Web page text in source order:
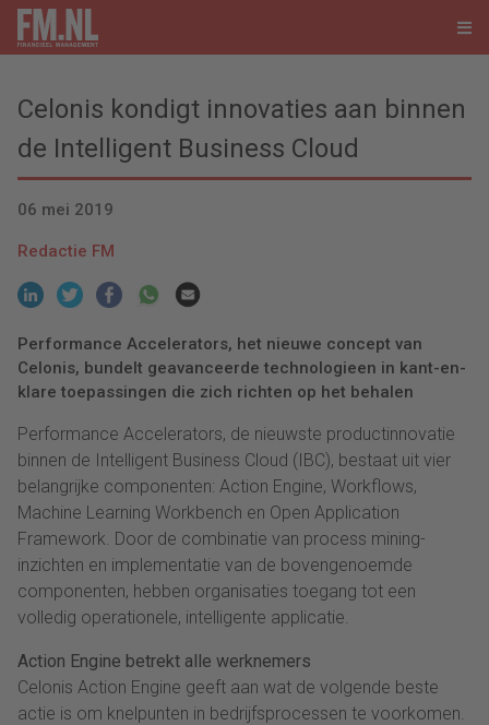
Celonis kondigt innovaties aan binnen
de Intelligent Business Cloud
06 mei 2019
Redactie FM
Performance Accelerators, het nieuwe concept van
Celonis, bundelt geavanceerde technologieen in kant-en-
klare toepassingen die zich richten op het behalen
Performance Accelerators, de nieuwste productinnovatie
binnen de Intelligent Business Cloud (IBC), bestaat uit vier
belangrijke componenten: Action Engine, Workflows,
Machine Learning Workbench en Open Application
Framework. Door de combinatie van process mining-
inzichten en implementatie van de bovengenoemde
componenten, hebben organisaties toegang tot een
volledig operationele, intelligente applicatie.
Action Engine betrekt alle werknemers
Celonis Action Engine geeft aan wat de volgende beste
actie is om knelpunten in bedrijfsprocessen te voorkomen.